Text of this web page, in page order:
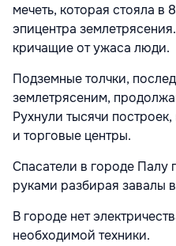
мечеть, которая стояла в
эпицентра
кричащие от ужаса люди.
Подземные толчки,
землетрясеним,
Рухнули тысячи
и торговые центры.
Спасатели в городе
руками разбирая завалы
В городе нет
необходимой техники.